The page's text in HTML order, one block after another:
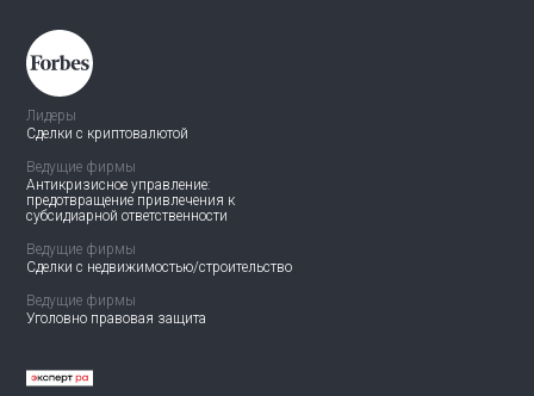
Лидеры
Сделки с криптовалютой
Ведущие фирмы
Антикризисное управление:
предотвращение привлечения к
субсидиарной ответственности
Ведущие фирмы
Сделки с недвижимостью/строительство
Ведущие фирмы
Уголовно правовая защита